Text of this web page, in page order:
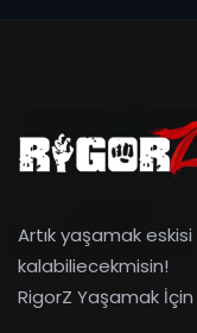
Artık yaşamak
kalabiliecekmisin!
RigorZ Yaşamak